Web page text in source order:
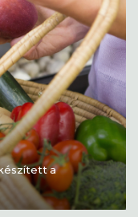
a